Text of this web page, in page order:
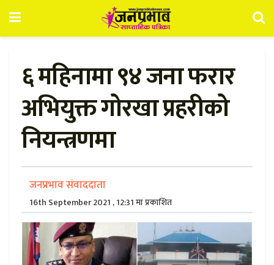
६ महिनामा ९४ जना फरार
अभियुक्त गोरखा प्रहरीको
नियन्त्रणमा
जनप्रभाव संवाददाता
16th September 2021 , 12:31 मा प्रकाशित